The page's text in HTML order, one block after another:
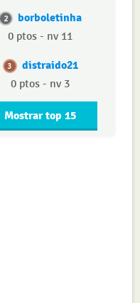
2 borboletinha
0 ptos - nv 11
3 distraido21
0 ptos - nv 3
Mostrar top 15